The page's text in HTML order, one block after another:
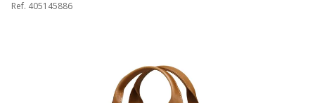
Ref. 405145886